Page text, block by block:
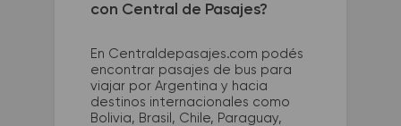
con Central de Pasajes?
En Centraldepasajes.com podés
encontrar pasajes de bus para
viajar por Argentina y hacia
destinos internacionales como
Bolivia, Brasil, Chile, Paraguay,